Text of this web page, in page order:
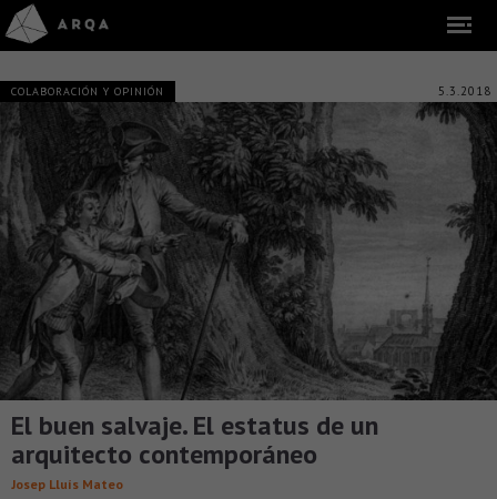
COLABORACIÓN Y OPINIÓN 5.3.2018
El buen salvaje. El estatus de un
arquitecto contemporáneo
Josep Lluís Mateo